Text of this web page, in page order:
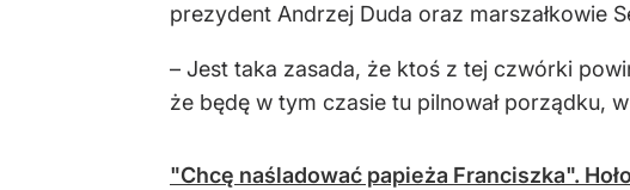
prezydent Andrzej Duda oraz marszałkowie
– Jest taka zasada, że ktoś z tej czwórki
że będę w tym czasie tu pilnował porządku,
"Chcę naśladować papieża Franciszka".